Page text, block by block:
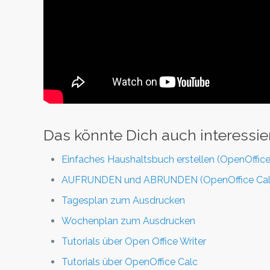
Das könnte Dich auch
Einfaches Haushaltsbuch erstellen
AUFRUNDEN und ABRUNDEN (OpenOffice
Tagesplan zum Ausdrucken
Wochenplan zum Ausdrucken
Tutorials über Open Office Writer
Tutorials über OpenOffice Calc